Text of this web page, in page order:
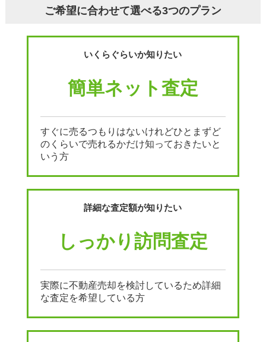
ご希望に合わせて選べる3つのプラン
いくらぐらいか知りたい
簡単ネット査定
すぐに売るつもりはないけれどひとまずど
のくらいで売れるかだけ知っておきたいと
いう方
詳細な査定額が知りたい
しっかり訪問査定
実際に不動産売却を検討しているため詳細
な査定を希望している方